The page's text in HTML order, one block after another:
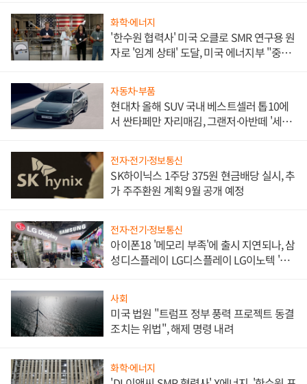
화학·에너지
'한수원 협력사' 미국 오클로 SMR 연구용 원
자로 '임계 상태' 도달, 미국 에너지부 "중요
자동차·부품
현대차 올해 SUV 국내 베스트셀러 톱10에
서 싼타페만 자리매김, 그랜저·아반떼 '세단
전자·전기·정보통신
SK하이닉스 1주당 375원 현금배당 실시, 추
가 주주환원 계획 9월 공개 예정
전자·전기·정보통신
아이폰18 '메모리 부족'에 출시 지연되나, 삼
성디스플레이 LG디스플레이 LG이노텍 '탈
사회
미국 법원 "트럼프 정부 풍력 프로젝트 동결
조치는 위법", 해제 명령 내려
화학·에너지